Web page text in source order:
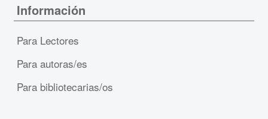
Información
Para Lectores
Para autoras/es
Para bibliotecarias/os